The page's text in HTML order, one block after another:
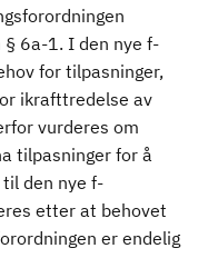
6a-1. I den nye f-
for tilpasninger,
ikrafttredelse av
vurderes om
tilpasninger for å
den nye f-
etter at behovet
er endelig